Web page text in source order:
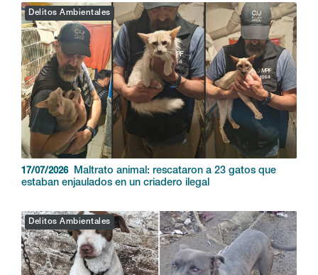
Delitos Ambientales
17/07/2026
Maltrato animal: rescataron a 23 gatos que
estaban enjaulados en un criadero ilegal
Delitos Ambientales